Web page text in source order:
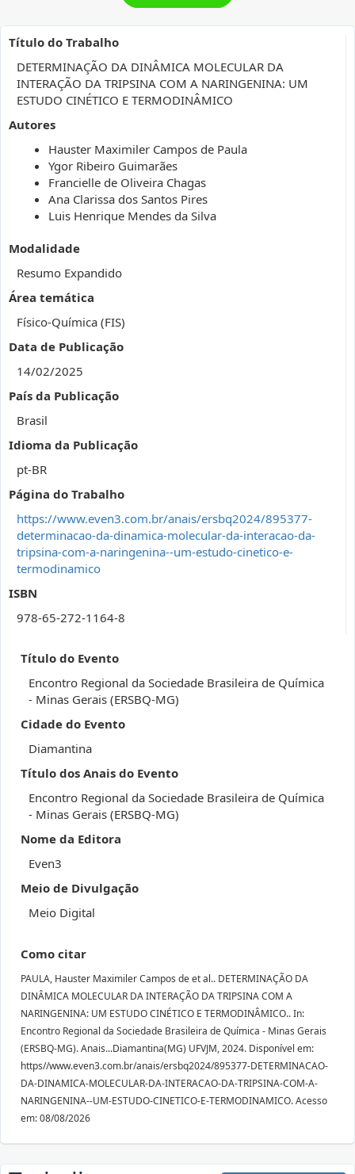
Título do Trabalho
DETERMINAÇÃO DA DINÂMICA MOLECULAR DA
INTERAÇÃO DA TRIPSINA COM A NARINGENINA: UM
ESTUDO CINÉTICO E TERMODINÂMICO
Autores
Hauster Maximiler Campos de Paula
Ygor Ribeiro Guimarães
Francielle de Oliveira Chagas
Ana Clarissa dos Santos Pires
Luis Henrique Mendes da Silva
Modalidade
Resumo Expandido
Área temática
Físico-Química (FIS)
Data de Publicação
14/02/2025
País da Publicação
Brasil
Idioma da Publicação
pt-BR
Página do Trabalho
https://www.even3.com.br/anais/ersbq2024/895377-
determinacao-da-dinamica-molecular-da-interacao-da-
tripsina-com-a-naringenina--um-estudo-cinetico-e-
termodinamico
ISBN
978-65-272-1164-8
Título do Evento
Encontro Regional da Sociedade Brasileira de Química
- Minas Gerais (ERSBQ-MG)
Cidade do Evento
Diamantina
Título dos Anais do Evento
Encontro Regional da Sociedade Brasileira de Química
- Minas Gerais (ERSBQ-MG)
Nome da Editora
Even3
Meio de Divulgação
Meio Digital
Como citar
PAULA, Hauster Maximiler Campos de et al.. DETERMINAÇÃO DA
DINÂMICA MOLECULAR DA INTERAÇÃO DA TRIPSINA COM A
NARINGENINA: UM ESTUDO CINÉTICO E TERMODINÂMICO.. In:
Encontro Regional da Sociedade Brasileira de Química - Minas Gerais
(ERSBQ-MG). Anais...Diamantina(MG) UFVJM, 2024. Disponível em:
https//www.even3.com.br/anais/ersbq2024/895377-DETERMINACAO-
DA-DINAMICA-MOLECULAR-DA-INTERACAO-DA-TRIPSINA-COM-A-
NARINGENINA--UM-ESTUDO-CINETICO-E-TERMODINAMICO. Acesso
em: 08/08/2026